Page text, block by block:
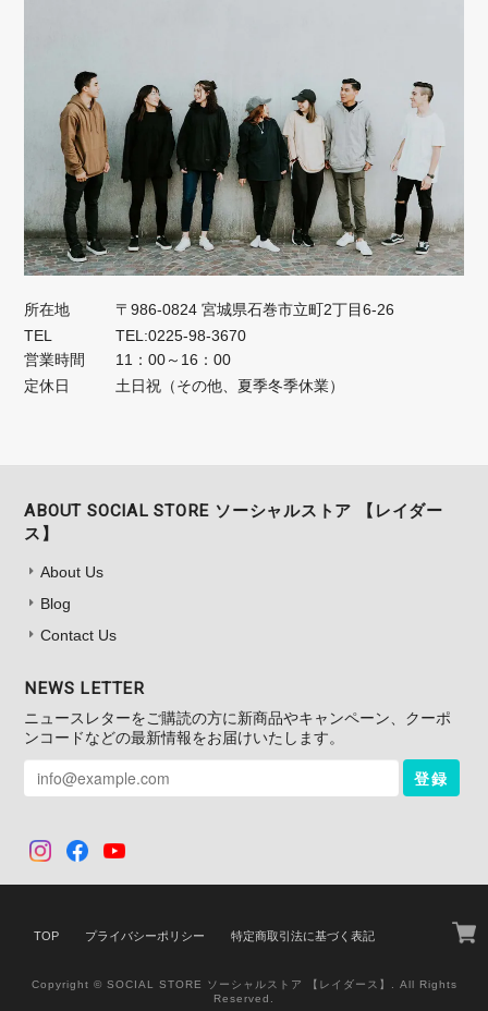
所在地
〒986-0824 宮城県石巻市立町2丁目6-26
TEL
TEL:0225-98-3670
営業時間
11：00～16：00
定休日
土日祝（その他、夏季冬季休業）
ABOUT SOCIAL STORE ソーシャルストア 【レイダー
ス】
About Us
Blog
Contact Us
NEWS LETTER
ニュースレターをご購読の方に新商品やキャンペーン、クーポ
ンコードなどの最新情報をお届けいたします。
登録
TOP プライバシーポリシー 特定商取引法に基づく表記
Copyright © SOCIAL STORE ソーシャルストア 【レイダース】. All Rights
Reserved.